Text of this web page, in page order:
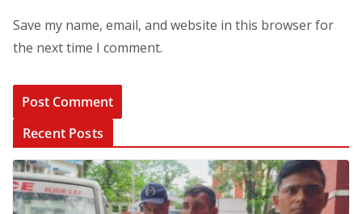
Save my name, email, and website in this browser for
the next time I comment.
Recent Posts